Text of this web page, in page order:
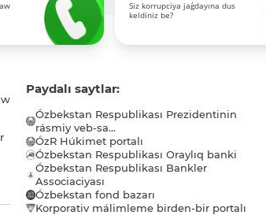
Siz korrupciya jaǵdayına dus
keldiniz be?
Paydalı saytlar:
Ózbekstan Respublikası Prezidentinin
rásmiy veb-sa...
ÓzR Húkimet portalı
Ózbekstan Respublikası Oraylıq banki
Ózbekstan Respublikası Bankler
Associaciyası
Ózbekstan fond bazarı
Korporativ málimleme birden-bir portalı